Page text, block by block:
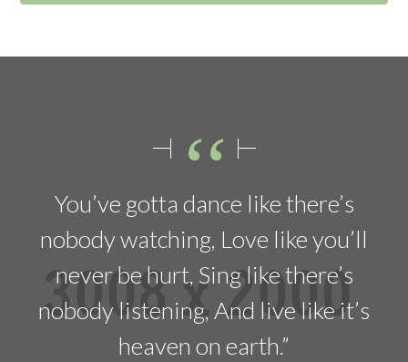
‘‘
You’ve gotta dance like there’s
nobody watching, Love like you’ll
never be hurt, Sing like there’s
nobody listening, And live like it’s
heaven on earth.”